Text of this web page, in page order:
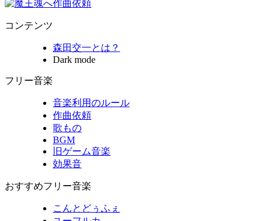
コンテンツ
森田交一とは？
Dark mode
フリー音楽
音楽利用のルール
作曲依頼
歌もの
BGM
旧ゲーム音楽
効果音
おすすめフリー音楽
こんとどぅふぇ